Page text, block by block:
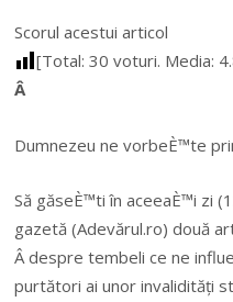
Scorul acestui articol
[Total:30 voturi. Media:
Â
Dumnezeu ne vorbeÈ™te
Să găseÈ™ti în aceeaÈ™i zi
gazetă (Adevărul.ro) două
Â despre tembeli ce ne
purtători ai unor invalidități